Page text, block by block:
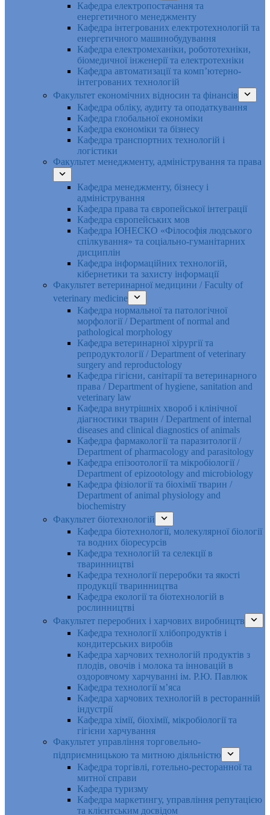
Кафедра електропостачання та
енергетичного менеджменту
Кафедра інтегрованих електротехнологій та
енергетичного машинобудування
Кафедра електромеханіки, робототехніки,
біомедичної інженерії та електротехніки
Кафедра автоматизації та комп’ютерно-
інтегрованих технологій
Факультет економічних відносин та фінансів
Кафедра обліку, аудиту та оподаткування
Кафедра глобальної економіки
Кафедра економіки та бізнесу
Кафедра транспортних технологій і
логістики
Факультет менеджменту, адміністрування та права
Кафедра менеджменту, бізнесу і
адміністрування
Кафедра права та європейської інтеграції
Кафедра європейських мов
Кафедра ЮНЕСКО «Філософія людського
спілкування» та соціально-гуманітарних
дисциплін
Кафедра інформаційних технологій,
кібернетики та захисту інформації
Факультет ветеринарної медицини / Faculty of
veterinary medicine
Кафедра нормальної та патологічної
морфології / Department of normal and
pathological morphology
Кафедра ветеринарної хірургії та
репродуктології / Department of veterinary
surgery and reproductology
Кафедра гігієни, санітарії та ветеринарного
права / Department of hygiene, sanitation and
veterinary law
Кафедра внутрішніх хвороб і клінічної
діагностики тварин / Department of internal
diseases and clinical diagnostics of animals
Кафедра фармакології та паразитології /
Department of pharmacology and parasitology
Кафедра епізоотології та мікробіології /
Department of epizootology and microbiology
Кафедра фізіології та біохімії тварин /
Department of animal physiology and
biochemistry
Факультет біотехнологій
Кафедра біотехнології, молекулярної біології
та водних біоресурсів
Кафедра технологій та селекції в
тваринництві
Кафедра технології переробки та якості
продукції тваринництва
Кафедра екології та біотехнологій в
рослинництві
Факультет переробних і харчових виробництв
Кафедра технології хлібопродуктів і
кондитерських виробів
Кафедра харчових технологій продуктів з
плодів, овочів і молока та інновацій в
оздоровчому харчуванні ім. Р.Ю. Павлюк
Кафедра технології м’яса
Кафедра харчових технологій в ресторанній
індустрії
Кафедра хімії, біохімії, мікробіології та
гігієни харчування
Факультет управління торговельно-
підприємницькою та митною діяльністю
Кафедра торгівлі, готельно-ресторанної та
митної справи
Кафедра туризму
Кафедра маркетингу, управління репутацією
та клієнтським досвідом